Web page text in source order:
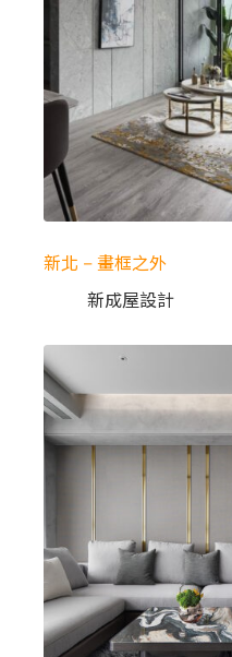
新北 – 畫框之外
新成屋設計